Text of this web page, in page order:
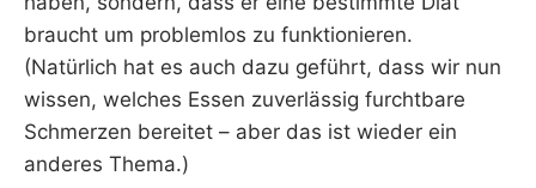
braucht um problemlos zu funktionieren.
(Natürlich hat es auch dazu geführt, dass wir nun
wissen, welches Essen zuverlässig furchtbare
Schmerzen bereitet – aber das ist wieder ein
anderes Thema.)